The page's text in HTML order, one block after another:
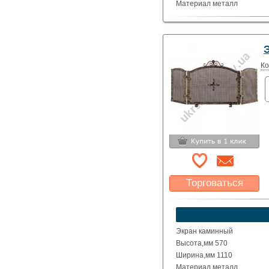
Материал металл
Цвет чёрно-серебристый
Торговаться
Какая цена Вас
устроит?
Указать цену
Экран каминный
Высота,мм 570
Ширина,мм 1110
Материал металл